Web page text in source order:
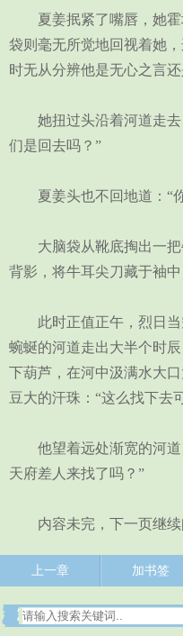
夏姜抿紧了嘴唇，她霍
袋则毫无所觉地回视着她
时无从分辨他是无心之言还
她扭过头沿着河道走去
们是回去吗？”
夏姜头也不回地道：“
大脑袋从靴底掏出一把
背影，将牛耳尖刀藏于袖中
此时正值正午，烈日当
蜿蜒的河道走出大半个时
下葫芦，在河中汲满水大
豆大的汗珠：“这么找下去
他望着远处渐宽的河道
天府差人来找了吗？”
内容未完，下一页继续
上一章 加书签